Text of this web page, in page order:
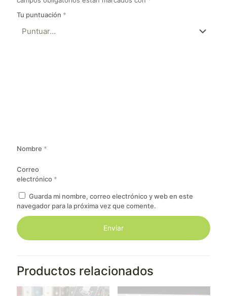
Tu puntuación *
Nombre *
Correo
electrónico *
Guarda mi nombre, correo electrónico y web en este
navegador para la próxima vez que comente.
Productos relacionados